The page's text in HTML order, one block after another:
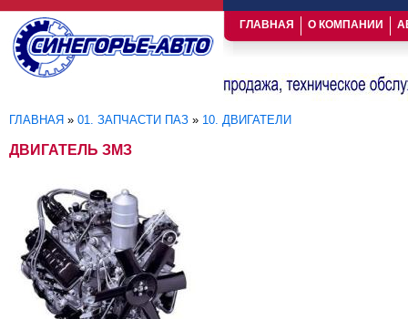
ГЛАВНАЯ О КОМПАНИИ
ГЛАВНАЯ » 01. ЗАПЧАСТИ ПАЗ » 10. ДВИГАТЕЛИ
ДВИГАТЕЛЬ ЗМЗ